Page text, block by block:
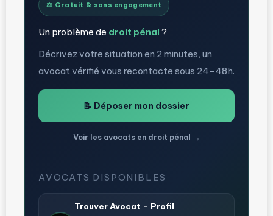
⚖️ Gratuit & sans engagement
Un problème de droit pénal ?
Décrivez votre situation en 2 minutes, un
avocat vérifié vous recontacte sous 24-48h.
📝 Déposer mon dossier
Voir les avocats en droit pénal →
AVOCATS DISPONIBLES
Trouver Avocat – Profil